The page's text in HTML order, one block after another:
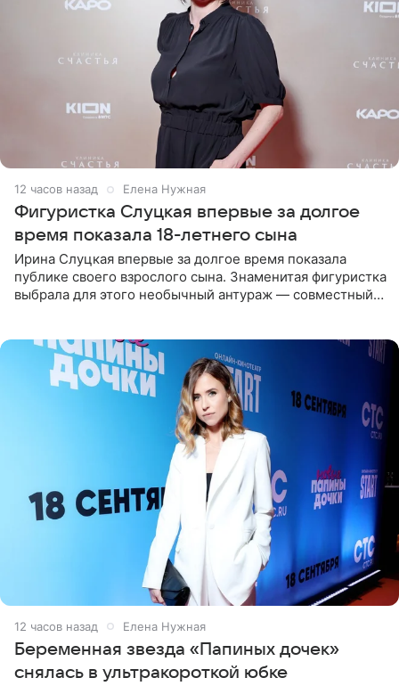
12 часов назад Елена Нужная
Фигуристка Слуцкая впервые за долгое
время показала 18-летнего сына
Ирина Слуцкая впервые за долгое время показала
публике своего взрослого сына. Знаменитая фигуристка
выбрала для этого необычный антураж — совместный
12 часов назад Елена Нужная
Беременная звезда «Папиных дочек»
снялась в ультракороткой юбке